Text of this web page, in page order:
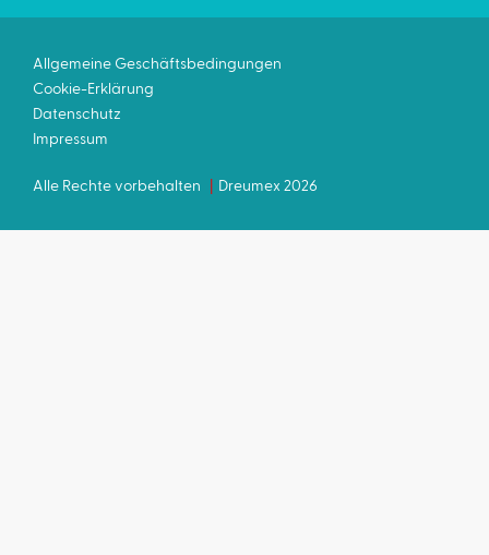
Allgemeine Geschäftsbedingungen
Cookie-Erklärung
Datenschutz
Impressum
Alle Rechte vorbehalten Dreumex 2026